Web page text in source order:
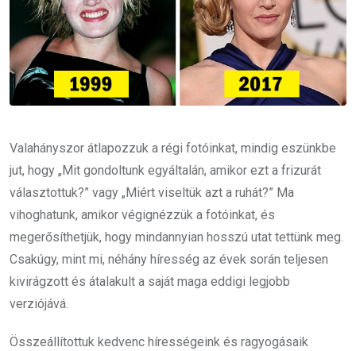
Valahányszor átlapozzuk a régi fotóinkat, mindig eszünkbe
jut, hogy „Mit gondoltunk egyáltalán, amikor ezt a frizurát
választottuk?” vagy „Miért viseltük azt a ruhát?” Ma
vihoghatunk, amikor végignézzük a fotóinkat, és
megerősíthetjük, hogy mindannyian hosszú utat tettünk meg.
Csakúgy, mint mi, néhány híresség az évek során teljesen
kivirágzott és átalakult a saját maga eddigi legjobb
verziójává.
Összeállítottuk kedvenc hírességeink és ragyogásaik